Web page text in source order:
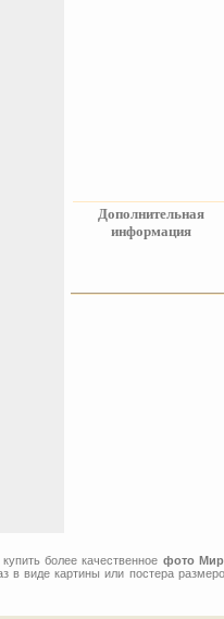
Дополнительная
информация
более качественное фото
в виде картины или постера